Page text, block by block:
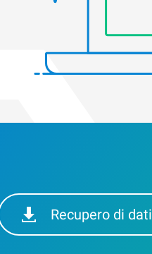
Recupero di dati